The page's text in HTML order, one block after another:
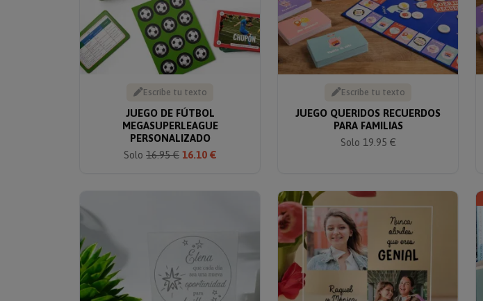
Escribe tu texto
JUEGO DE FÚTBOL
MEGASUPERLEAGUE
PERSONALIZADO
Solo 16.95 € 16.10 €
Escribe tu texto
JUEGO QUERIDOS RECUERDOS
PARA FAMILIAS
Solo 19.95 €